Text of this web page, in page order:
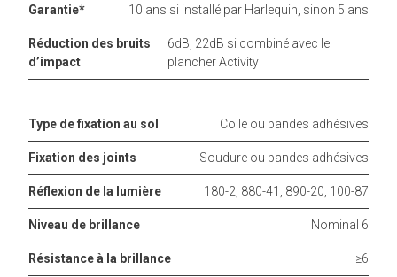
Garantie* 10 ans si installé par Harlequin, sinon 5 ans
Réduction des bruits
d’impact
6dB, 22dB si combiné avec le
plancher Activity
Type de fixation au sol Colle ou bandes adhésives
Fixation des joints Soudure ou bandes adhésives
Réflexion de la lumière 180-2, 880-41, 890-20, 100-87
Niveau de brillance Nominal 6
Résistance à la brillance ≥6